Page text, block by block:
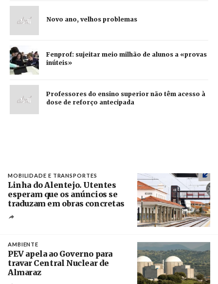
Novo ano, velhos problemas
Fenprof: sujeitar meio milhão de alunos a «provas
inúteis»
Professores do ensino superior não têm acesso à
dose de reforço antecipada
MOBILIDADE E TRANSPORTES
Linha do Alentejo. Utentes
esperam que os anúncios se
traduzam em obras concretas
AMBIENTE
PEV apela ao Governo para
travar Central Nuclear de
Almaraz